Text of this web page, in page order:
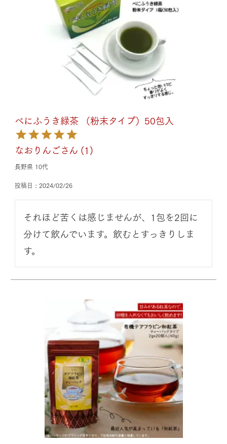
べにふうき緑茶 （粉末タイプ）50包入
なおりんご
1
長野県 10代
投稿日
2024/02/26
それほど苦くは感じませんが、1包を2回に
分けて飲んでいます。飲むとすっきりしま
す。